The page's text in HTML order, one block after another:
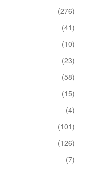
(276)
(41)
(10)
(23)
(58)
(15)
(4)
(101)
(126)
(7)